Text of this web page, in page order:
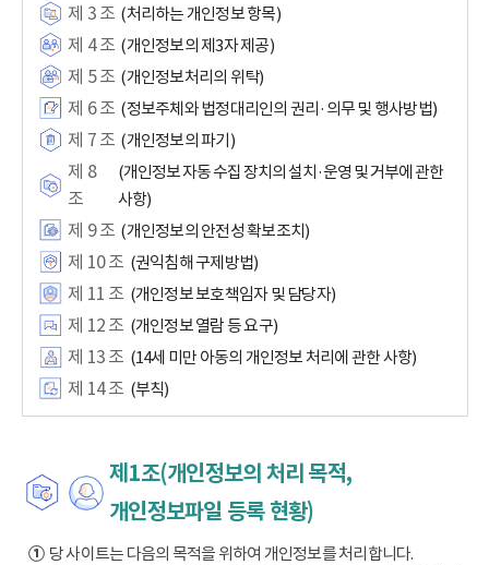
제 3 조 (처리하는 개인정보 항목)
제 4 조 (개인정보의 제3자 제공)
제 5 조 (개인정보처리의 위탁)
제 6 조 (정보주체와 법정대리인의 권리·의무 및 행사방법)
제 7 조 (개인정보의 파기)
제 8
조
(개인정보 자동 수집 장치의 설치·운영 및 거부에 관한
사항)
제 9 조 (개인정보의 안전성 확보조치)
제 10 조 (권익침해 구제방법)
제 11 조 (개인정보 보호책임자 및 담당자)
제 12 조 (개인정보 열람 등 요구)
제 13 조 (14세 미만 아동의 개인정보 처리에 관한 사항)
제 14 조 (부칙)
제1조(개인정보의 처리 목적,
개인정보파일 등록 현황)
①당 사이트는 다음의 목적을 위하여 개인정보를 처리합니다.